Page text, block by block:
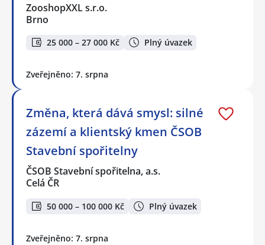
ZooshopXXL s.r.o.
Brno
25 000 – 27 000 Kč Plný úvazek
Zveřejněno: 7. srpna
Změna, která dává smysl: silné
zázemí a klientský kmen ČSOB
Stavební spořitelny
ČSOB Stavební spořitelna, a.s.
Celá ČR
50 000 – 100 000 Kč Plný úvazek
Zveřejněno: 7. srpna